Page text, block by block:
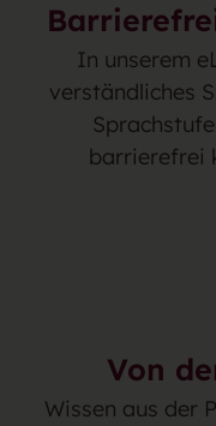
In unserem
verständliches
barrierefrei
Von
Wissen aus der